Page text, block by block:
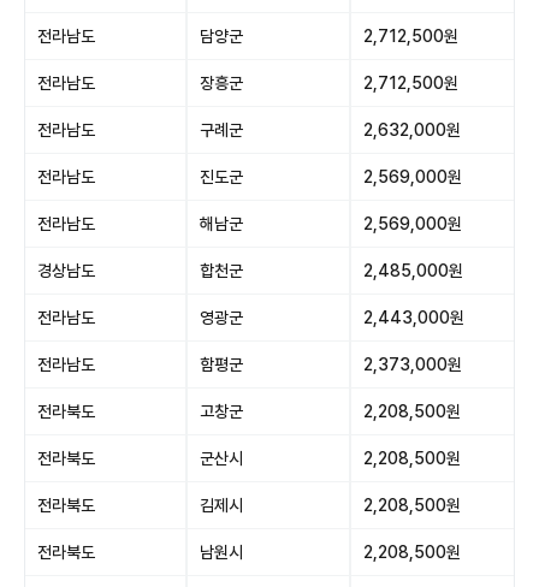
전라남도 담양군 2,712,500원
전라남도 장흥군 2,712,500원
전라남도 구례군 2,632,000원
전라남도 진도군 2,569,000원
전라남도 해남군 2,569,000원
경상남도 합천군 2,485,000원
전라남도 영광군 2,443,000원
전라남도 함평군 2,373,000원
전라북도 고창군 2,208,500원
전라북도 군산시 2,208,500원
전라북도 김제시 2,208,500원
전라북도 남원시 2,208,500원